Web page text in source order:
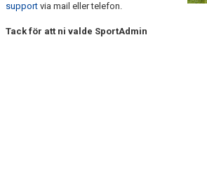
KONTAKT
support via mail eller telefon.
Tack för att ni valde SportAdmin